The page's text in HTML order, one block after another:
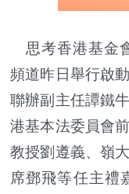
思考香港基金
頻道昨日舉行啟
聯辦副主任譚鐵
港基本法委員會
教授劉遵義、嶺
席鄧飛等任主禮